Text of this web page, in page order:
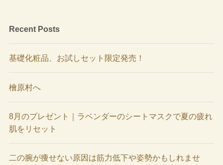
Recent Posts
基礎化粧品、お試しセット限定発売！
檜原村へ
8月のプレゼント｜ラベンダーのシートマスクで夏の疲れ
肌をリセット
二の腕が痩せない原因は筋力低下や姿勢かもしれませ